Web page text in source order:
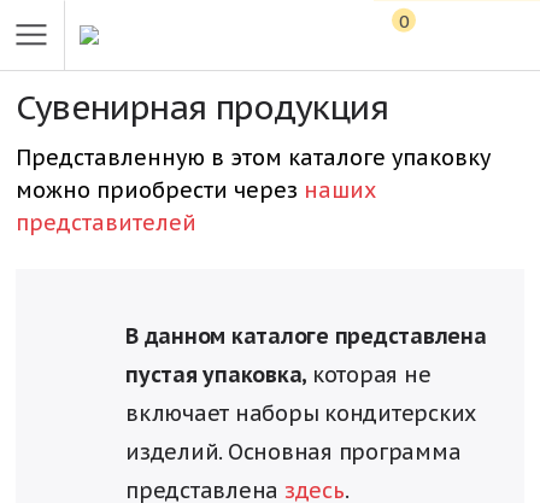
0
Сувенирная продукция
Представленную в этом каталоге упаковку
можно приобрести через наших
представителей
В данном каталоге представлена
пустая упаковка, которая не
включает наборы кондитерских
изделий. Основная программа
представлена здесь.